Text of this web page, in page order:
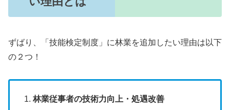
ずばり、「技能検定制度」に林業を追加したい理由は以下
の２つ！
林業従事者の技術力向上・処遇改善